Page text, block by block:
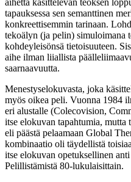
tapauksessa sen semanttinen
konkreettisemmin tarinaan.
tekoälyn (ja pelin) simuloimana
kohdeyleisönsä tietoisuuteen.
aihe ilman liiallista
saarnaavuutta.
Menestyselokuvasta, joka
myös oikea peli. Vuonna 1984
eri alustalle (Colecovision,
itse elokuvan tapahtumia, mutta
eli päästä pelaamaan Global
kombinaatio oli täydellistä
itse elokuvan opetuksellinen
Pelillistämistä 80‑lukulaisittain.